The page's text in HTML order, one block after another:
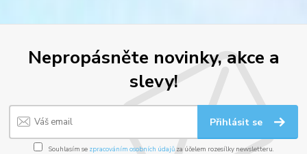
Nepropásněte novinky, akce a
slevy!
Přihlásit se
Souhlasím se zpracováním osobních údajůza účelem rozesílky newsletteru.